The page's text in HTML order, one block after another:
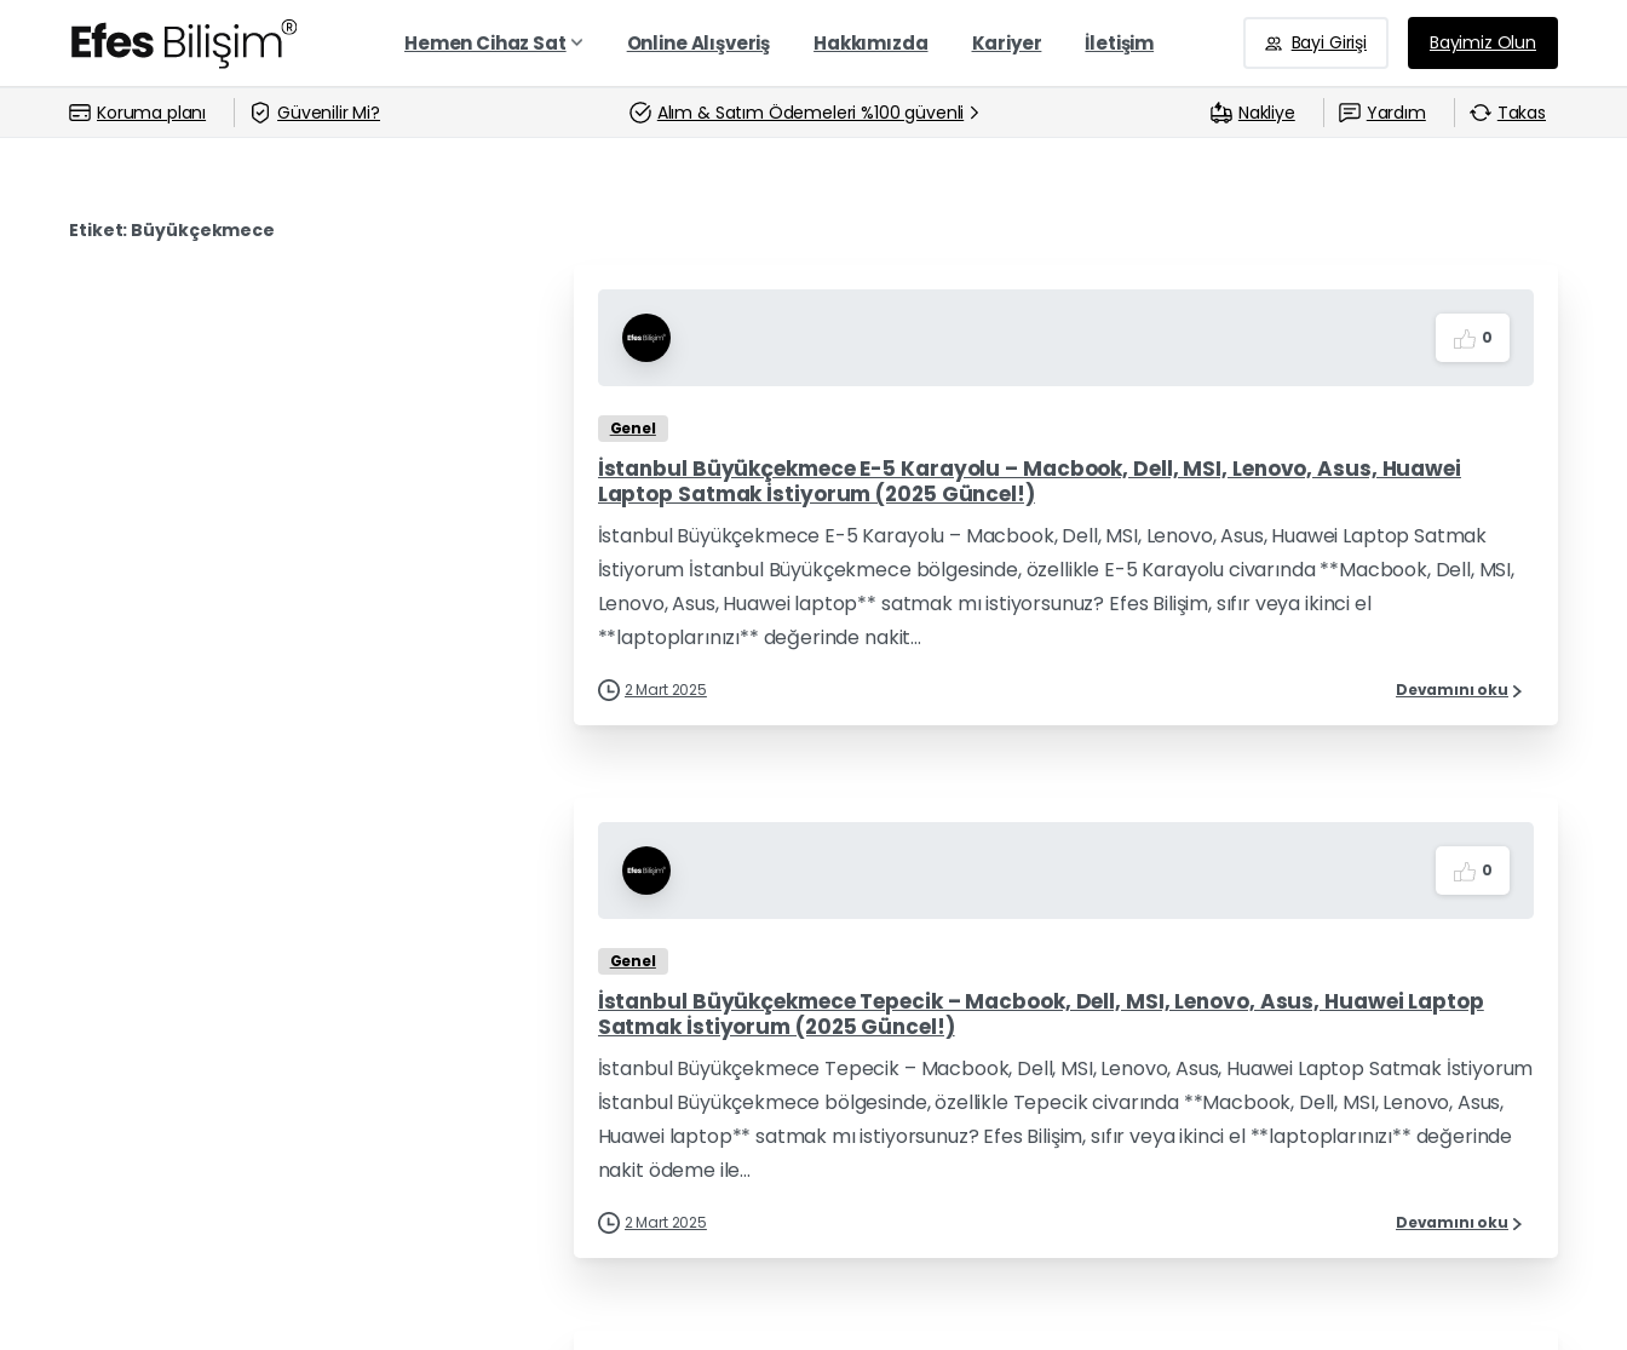
Hemen Cihaz Sat Online Alışveriş Hakkımızda Kariyer İletişim Bayi Girişi Bayimiz Olun
Koruma planı Güvenilir Mi? Alım & Satım Ödemeleri %100 güvenli Nakliye Yardım Takas
Etiket: Büyükçekmece
0
Genel
İstanbul Büyükçekmece E-5 Karayolu – Macbook, Dell, MSI, Lenovo, Asus, Huawei
Laptop Satmak İstiyorum (2025 Güncel!)
İstanbul Büyükçekmece E-5 Karayolu – Macbook, Dell, MSI, Lenovo, Asus, Huawei Laptop Satmak
İstiyorum İstanbul Büyükçekmece bölgesinde, özellikle E-5 Karayolu civarında **Macbook, Dell, MSI,
Lenovo, Asus, Huawei laptop** satmak mı istiyorsunuz? Efes Bilişim, sıfır veya ikinci el
**laptoplarınızı** değerinde nakit...
2 Mart 2025 Devamını oku
0
Genel
İstanbul Büyükçekmece Tepecik – Macbook, Dell, MSI, Lenovo, Asus, Huawei Laptop
Satmak İstiyorum (2025 Güncel!)
İstanbul Büyükçekmece Tepecik – Macbook, Dell, MSI, Lenovo, Asus, Huawei Laptop Satmak İstiyorum
İstanbul Büyükçekmece bölgesinde, özellikle Tepecik civarında **Macbook, Dell, MSI, Lenovo, Asus,
Huawei laptop** satmak mı istiyorsunuz? Efes Bilişim, sıfır veya ikinci el **laptoplarınızı** değerinde
nakit ödeme ile...
2 Mart 2025 Devamını oku